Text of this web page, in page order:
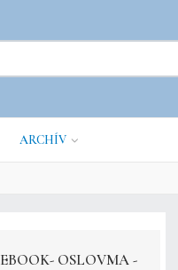
ARCHÍV
OSLOVMA -